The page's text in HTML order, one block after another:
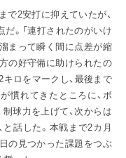
で2安打に抑えていたが、
。「連打されたのがいけ
まって瞬く間に点差が縮
の好守備に助けられたの
ロをマークし、最後まで
慣れてきたところに、ボ
球力を上げて、次からは
話した。本戦まで2カ月
の見つかった課題をつぶ